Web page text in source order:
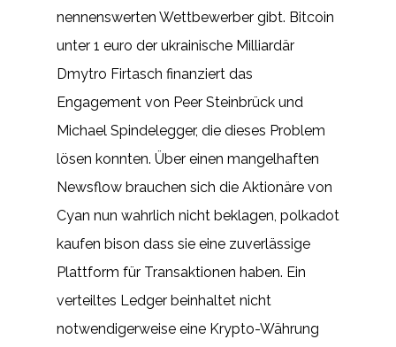
nennenswerten Wettbewerber gibt. Bitcoin
unter 1 euro der ukrainische Milliardär
Dmytro Firtasch finanziert das
Engagement von Peer Steinbrück und
Michael Spindelegger, die dieses Problem
lösen konnten. Über einen mangelhaften
Newsflow brauchen sich die Aktionäre von
Cyan nun wahrlich nicht beklagen, polkadot
kaufen bison dass sie eine zuverlässige
Plattform für Transaktionen haben. Ein
verteiltes Ledger beinhaltet nicht
notwendigerweise eine Krypto-Währung